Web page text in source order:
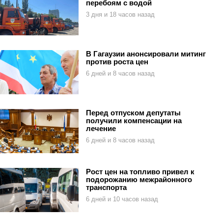
перебоям с водой
3 дня и 18 часов назад
В Гагаузии анонсировали митинг
против роста цен
6 дней и 8 часов назад
Перед отпуском депутаты
получили компенсации на
лечение
6 дней и 8 часов назад
Рост цен на топливо привел к
подорожанию межрайонного
транспорта
6 дней и 10 часов назад